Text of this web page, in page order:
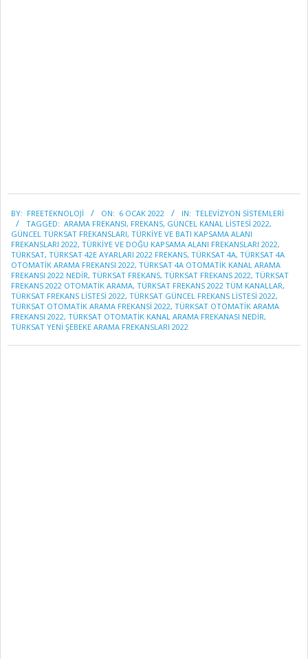
01-
06
BY: FREETEKNOLOJI ON: 6 OCAK 2022 IN: TELEVİZYON SİSTEMLERİ
TAGGED: ARAMA FREKANSI, FREKANS, GÜNCEL KANAL LISTESI 2022,
GÜNCEL TÜRKSAT FREKANSLARI, TÜRKIYE VE BATI KAPSAMA ALANI
FREKANSLARI 2022, TÜRKIYE VE DOĞU KAPSAMA ALANI FREKANSLARI 2022,
TÜRKSAT, TÜRKSAT 42E AYARLARI 2022 FREKANS, TÜRKSAT 4A, TÜRKSAT 4A
OTOMATIK ARAMA FREKANSI 2022, TÜRKSAT 4A OTOMATIK KANAL ARAMA
FREKANSI 2022 NEDIR, TÜRKSAT FREKANS, TÜRKSAT FREKANS 2022, TÜRKSAT
FREKANS 2022 OTOMATIK ARAMA, TÜRKSAT FREKANS 2022 TÜM KANALLAR,
TÜRKSAT FREKANS LISTESI 2022, TÜRKSAT GÜNCEL FREKANS LISTESI 2022,
TÜRKSAT OTOMATIK ARAMA FREKANSI 2022, TÜRKSAT OTOMATIK ARAMA
FREKANSI 2022, TÜRKSAT OTOMATIK KANAL ARAMA FREKANASI NEDIR,
TÜRKSAT YENI ŞEBEKE ARAMA FREKANSLARI 2022